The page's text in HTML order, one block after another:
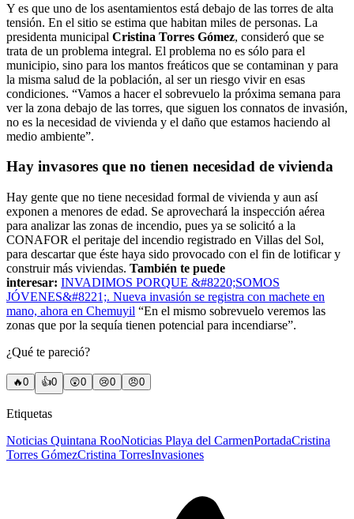
Y es que uno de los asentamientos está debajo de las torres de alta
tensión. En el sitio se estima que habitan miles de personas. La
presidenta municipal Cristina Torres Gómez, consideró que se
trata de un problema integral. El problema no es sólo para el
municipio, sino para los mantos freáticos que se contaminan y para
la misma salud de la población, al ser un riesgo vivir en esas
condiciones. “Vamos a hacer el sobrevuelo la próxima semana para
ver la zona debajo de las torres, que siguen los connatos de invasión,
no es la necesidad de vivienda y el daño que estamos haciendo al
medio ambiente”.
Hay invasores que no tienen necesidad de vivienda
Hay gente que no tiene necesidad formal de vivienda y aun así
exponen a menores de edad. Se aprovechará la inspección aérea
para analizar las zonas de incendio, pues ya se solicitó a la
CONAFOR el peritaje del incendio registrado en Villas del Sol,
para descartar que éste haya sido provocado con el fin de lotificar y
construir más viviendas. También te puede
interesar: INVADIMOS PORQUE &#8220;SOMOS
JÓVENES&#8221;. Nueva invasión se registra con machete en
mano, ahora en Chemuyil “En el mismo sobrevuelo veremos las
zonas que por la sequía tienen potencial para incendiarse”.
¿Qué te pareció?
🔥0 👍0 😲0 😢0 😠0
Etiquetas
Noticias Quintana RooNoticias Playa del CarmenPortadaCristina
Torres GómezCristina TorresInvasiones